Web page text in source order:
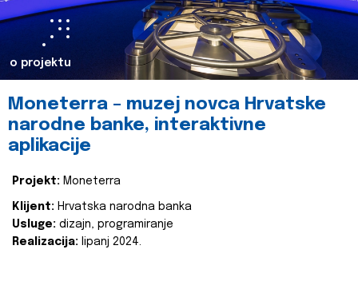
o projektu
Moneterra – muzej novca Hrvatske
narodne banke, interaktivne
aplikacije
Projekt: Moneterra
Klijent: Hrvatska narodna banka
Usluge: dizajn, programiranje
Realizacija: lipanj 2024.